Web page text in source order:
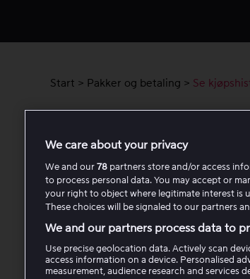
Start > Pakker og betaling > Se
Se alle betalinger som er gjort på
leie- og kjøpsfilmer samt PPV-
viaplay.no
via en
Gå til Min kontounder
Gå tilBetalingsinformasjonog
We care about your privacy
We and our 78 partners store and/or access
to process personal data. You may accept or
your right to object where legitimate interest is
These choices will be signaled to our partners
We and our partners process data to
Use precise geolocation data. Actively scan
access information on a device. Personalised
measurement, audience research and services